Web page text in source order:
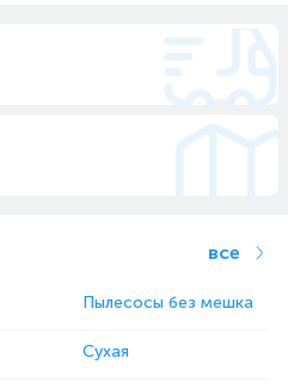
все
Пылесосы без мешка
Сухая